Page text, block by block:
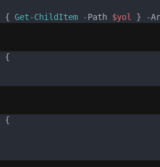
{ Get-ChildItem -Path $yol } -
{
{